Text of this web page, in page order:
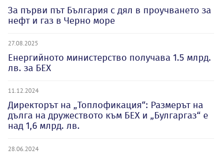
За първи път България с дял в проучването за
нефт и газ в Черно море
27.08.2025
Енергийното министерство получава 1.5 млрд.
лв. за БЕХ
11.12.2024
Директорът на „Топлофикация“: Размерът на
дълга на дружеството към БЕХ и „Булгаргаз“ е
над 1,6 млрд. лв.
28.06.2024